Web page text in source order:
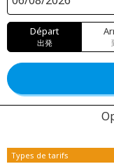
Départ
出発
Types de tarifs